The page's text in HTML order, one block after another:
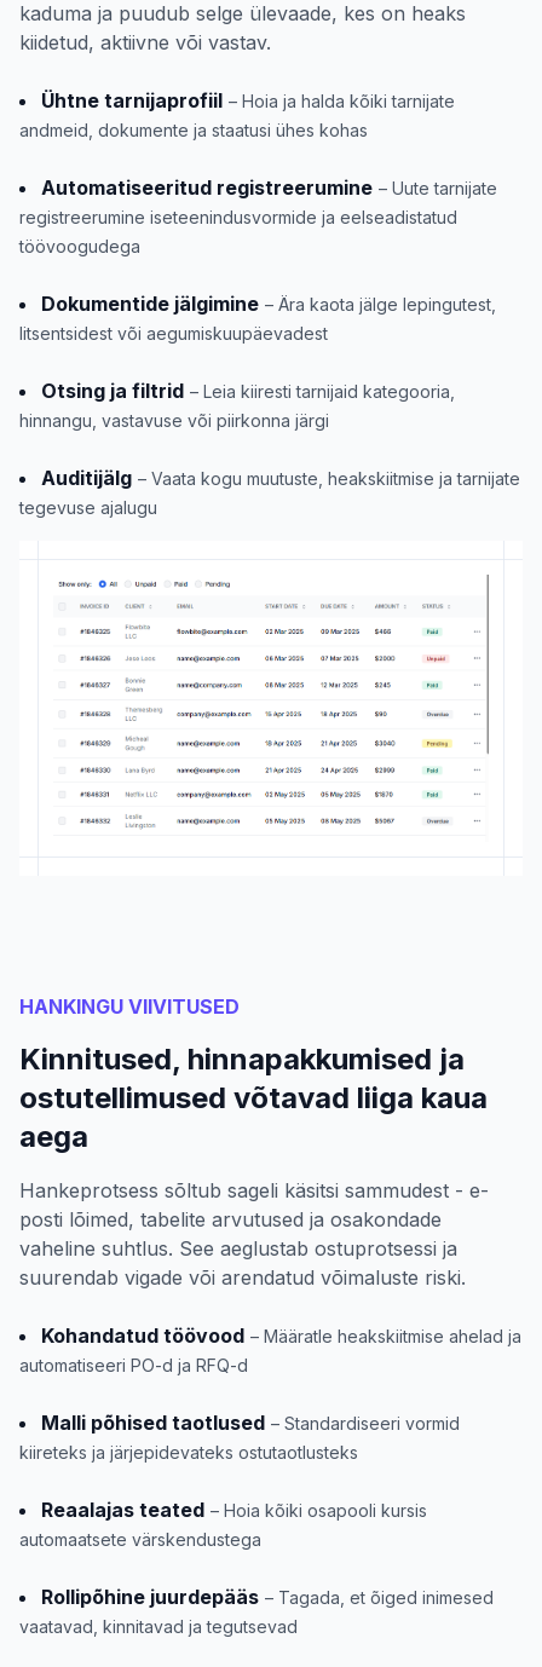
kaduma ja puudub selge ülevaade, kes on heaks
kiidetud, aktiivne või vastav.
Ühtne tarnijaprofiil – Hoia ja halda kõiki tarnijate
andmeid, dokumente ja staatusi ühes kohas
Automatiseeritud registreerumine – Uute tarnijate
registreerumine iseteenindusvormide ja eelseadistatud
töövoogudega
Dokumentide jälgimine – Ära kaota jälge lepingutest,
litsentsidest või aegumiskuupäevadest
Otsing ja filtrid – Leia kiiresti tarnijaid kategooria,
hinnangu, vastavuse või piirkonna järgi
Auditijälg – Vaata kogu muutuste, heakskiitmise ja tarnijate
tegevuse ajalugu
HANKINGU VIIVITUSED
Kinnitused, hinnapakkumised ja
ostutellimused võtavad liiga kaua
aega
Hankeprotsess sõltub sageli käsitsi sammudest - e-
posti lõimed, tabelite arvutused ja osakondade
vaheline suhtlus. See aeglustab ostuprotsessi ja
suurendab vigade või arendatud võimaluste riski.
Kohandatud töövood – Määratle heakskiitmise ahelad ja
automatiseeri PO-d ja RFQ-d
Malli põhised taotlused – Standardiseeri vormid
kiireteks ja järjepidevateks ostutaotlusteks
Reaalajas teated – Hoia kõiki osapooli kursis
automaatsete värskendustega
Rollipõhine juurdepääs – Tagada, et õiged inimesed
vaatavad, kinnitavad ja tegutsevad